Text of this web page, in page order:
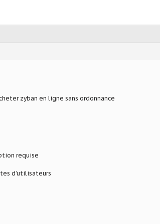
zyban en ligne sans ordonnance
requise
d’utilisateurs